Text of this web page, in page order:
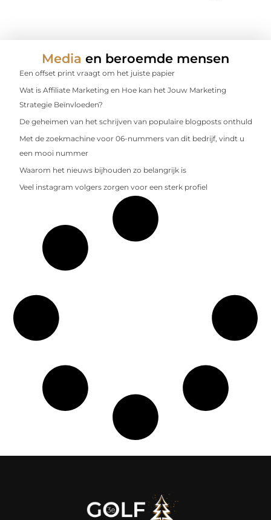
Media en beroemde mensen
Een offset print vraagt om het juiste papier
Wat is Affiliate Marketing en Hoe kan het Jouw Marketing
Strategie Beïnvloeden?
De geheimen van het schrijven van populaire blogposts onthuld
Met de zoekmachine voor 06-nummers van dit bedrijf, vindt u
een mooi nummer
Waarom het nieuws bijhouden zo belangrijk is
Veel instagram volgers zorgen voor een sterk profiel